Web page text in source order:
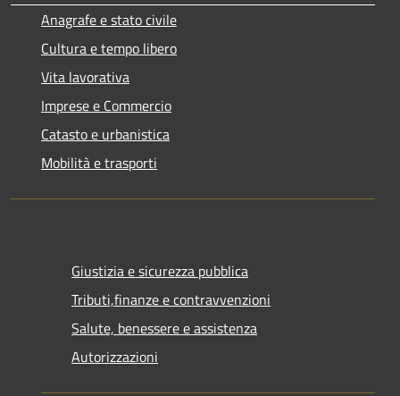
Anagrafe e stato civile
Cultura e tempo libero
Vita lavorativa
Imprese e Commercio
Catasto e urbanistica
Mobilità e trasporti
Giustizia e sicurezza pubblica
Tributi,finanze e contravvenzioni
Salute, benessere e assistenza
Autorizzazioni